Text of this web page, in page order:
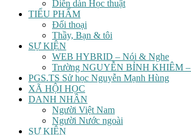
Diễn dàn Học thuật
TIỂU PHẨM
Đối thoại
Thầy, Bạn & tôi
SỰ KIỆN
WEB HYBRID – Nói & Nghe
Trường NGUYỄN BỈNH KHIÊM –
PGS.TS Sử học Nguyễn Mạnh Hùng
XÃ HỘI HỌC
DANH NHÂN
Người Việt Nam
Người Nước ngoài
SỰ KIỆN